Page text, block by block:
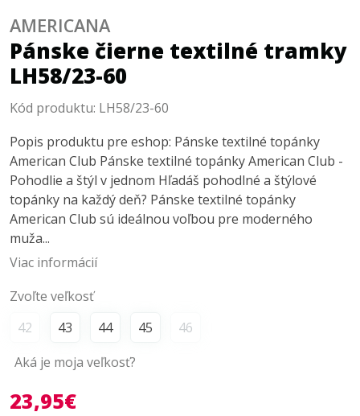
Pánske čierne textilné tramky
LH58/23-60
AMERICANA
Kód produktu: LH58/23-60
Popis produktu pre eshop: Pánske textilné topánky
American Club Pánske textilné topánky American Club -
Pohodlie a štýl v jednom Hľadáš pohodlné a štýlové
topánky na každý deň? Pánske textilné topánky
American Club sú ideálnou voľbou pre moderného
muža...
Viac informácií
Zvoľte veľkosť
42
43 44 45
46
Aká je moja veľkosť?
23,95€